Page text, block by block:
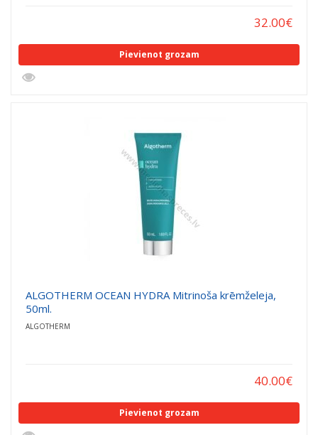
32.00€
Pievienot grozam
ALGOTHERM OCEAN HYDRA Mitrinoša krēmželeja,
50ml.
ALGOTHERM
40.00€
Pievienot grozam